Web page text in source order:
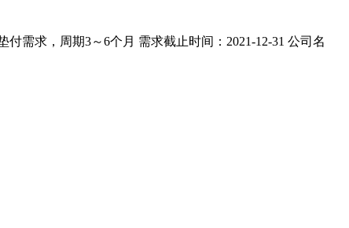
需求，周期3～6个月 需求截止时间：2021-12-31 公司名